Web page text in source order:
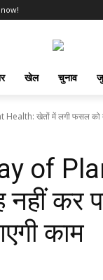
खेल चुनाव
खेतों में लगी फसल को
of
कर
काम